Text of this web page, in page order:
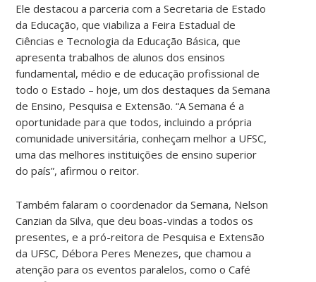
Ele destacou a parceria com a Secretaria de Estado
da Educação, que viabiliza a Feira Estadual de
Ciências e Tecnologia da Educação Básica, que
apresenta trabalhos de alunos dos ensinos
fundamental, médio e de educação profissional de
todo o Estado – hoje, um dos destaques da Semana
de Ensino, Pesquisa e Extensão. “A Semana é a
oportunidade para que todos, incluindo a própria
comunidade universitária, conheçam melhor a UFSC,
uma das melhores instituições de ensino superior
do país”, afirmou o reitor.
Também falaram o coordenador da Semana, Nelson
Canzian da Silva, que deu boas-vindas a todos os
presentes, e a pró-reitora de Pesquisa e Extensão
da UFSC, Débora Peres Menezes, que chamou a
atenção para os eventos paralelos, como o Café